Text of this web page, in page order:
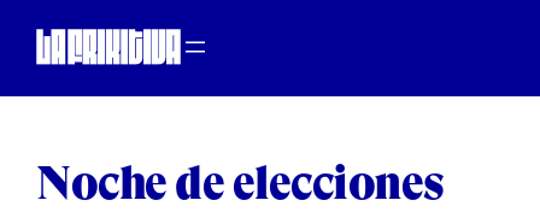
Noche de elecciones